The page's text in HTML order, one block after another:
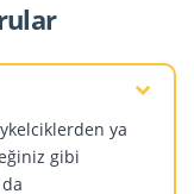
ya
gibi